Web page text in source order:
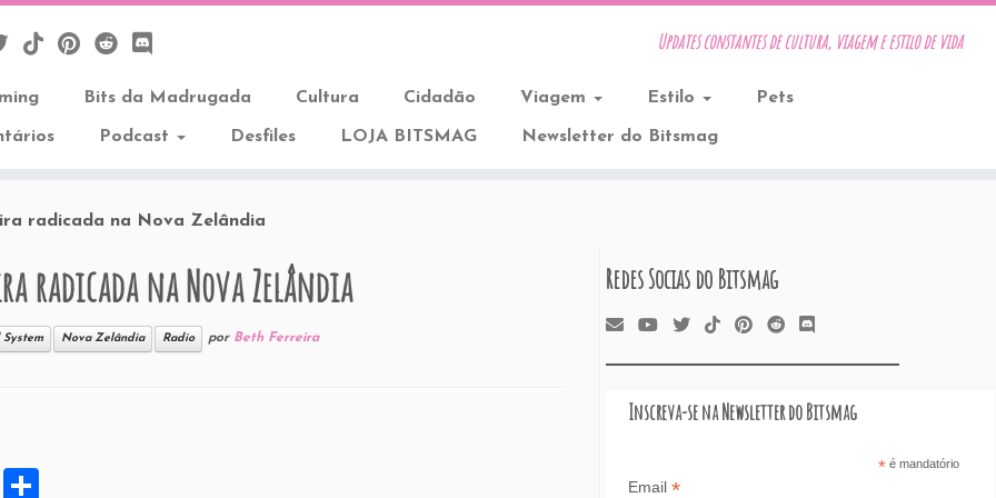
Updates constantes de cultura, viagem e estilo de vida
Bits da Madrugada Cultura Cidadão Viagem Estilo Pets
Podcast Desfiles LOJA BITSMAG Newsletter do Bitsmag
radicada na Nova Zelândia
radicada na Nova Zelândia
System Nova Zelândia Radio por Beth Ferreira
X
Redes Socias do Bitsmag
Inscreva-se na Newsletter do Bitsmag
*é mandatório
Email *